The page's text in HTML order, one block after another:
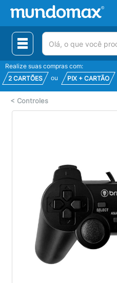
(pesquisar)
Realize suas compras com:
2 CARTÕES
ou PIX + CARTÃO
< Controles